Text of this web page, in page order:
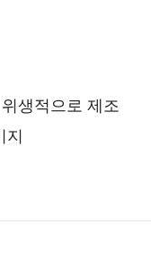
생적으로 제조
지